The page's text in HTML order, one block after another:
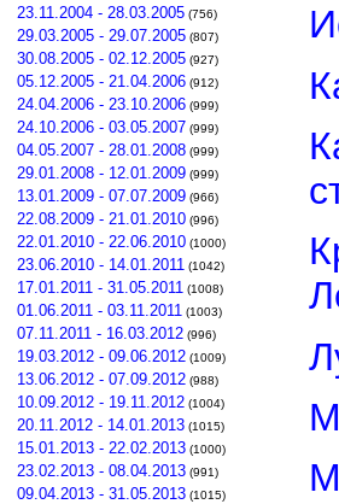
23.11.2004 - 28.03.2005 (756)
29.03.2005 - 29.07.2005 (807)
30.08.2005 - 02.12.2005 (927)
05.12.2005 - 21.04.2006 (912)
24.04.2006 - 23.10.2006 (999)
24.10.2006 - 03.05.2007 (999)
04.05.2007 - 28.01.2008 (999)
29.01.2008 - 12.01.2009 (999)
13.01.2009 - 07.07.2009 (966)
22.08.2009 - 21.01.2010 (996)
22.01.2010 - 22.06.2010 (1000)
23.06.2010 - 14.01.2011 (1042)
17.01.2011 - 31.05.2011 (1008)
01.06.2011 - 03.11.2011 (1003)
07.11.2011 - 16.03.2012 (996)
19.03.2012 - 09.06.2012 (1009)
13.06.2012 - 07.09.2012 (988)
10.09.2012 - 19.11.2012 (1004)
20.11.2012 - 14.01.2013 (1015)
15.01.2013 - 22.02.2013 (1000)
23.02.2013 - 08.04.2013 (991)
09.04.2013 - 31.05.2013 (1015)